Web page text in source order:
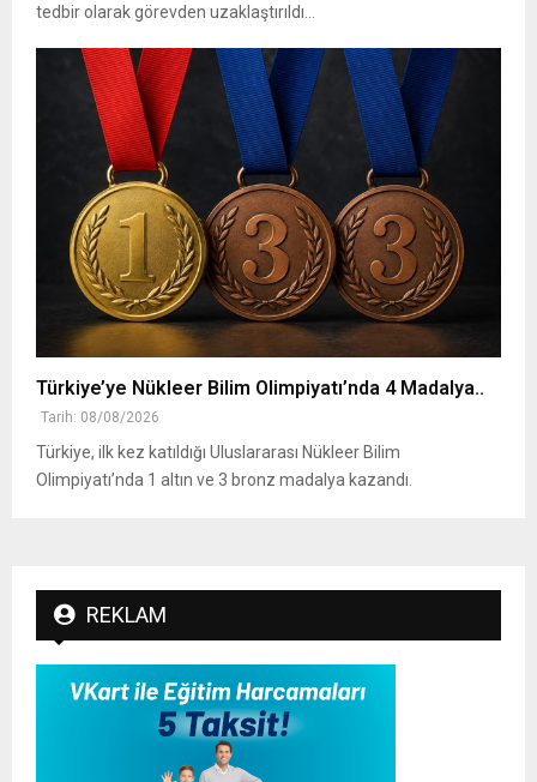
tedbir olarak görevden uzaklaştırıldı...
Türkiye’ye Nükleer Bilim Olimpiyatı’nda 4 Madalya..
Tarih: 08/08/2026
Türkiye, ilk kez katıldığı Uluslararası Nükleer Bilim
Olimpiyatı’nda 1 altın ve 3 bronz madalya kazandı.
REKLAM